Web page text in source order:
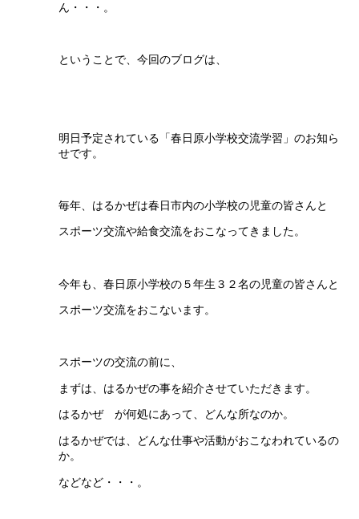
ん・・・。
ということで、今回のブログは、
明日予定されている「春日原小学校交流学習」のお知ら
せです。
毎年、はるかぜは春日市内の小学校の児童の皆さんと
スポーツ交流や給食交流をおこなってきました。
今年も、春日原小学校の５年生３２名の児童の皆さんと
スポーツ交流をおこないます。
スポーツの交流の前に、
まずは、はるかぜの事を紹介させていただきます。
はるかぜ が何処にあって、どんな所なのか。
はるかぜでは、どんな仕事や活動がおこなわれているの
か。
などなど・・・。